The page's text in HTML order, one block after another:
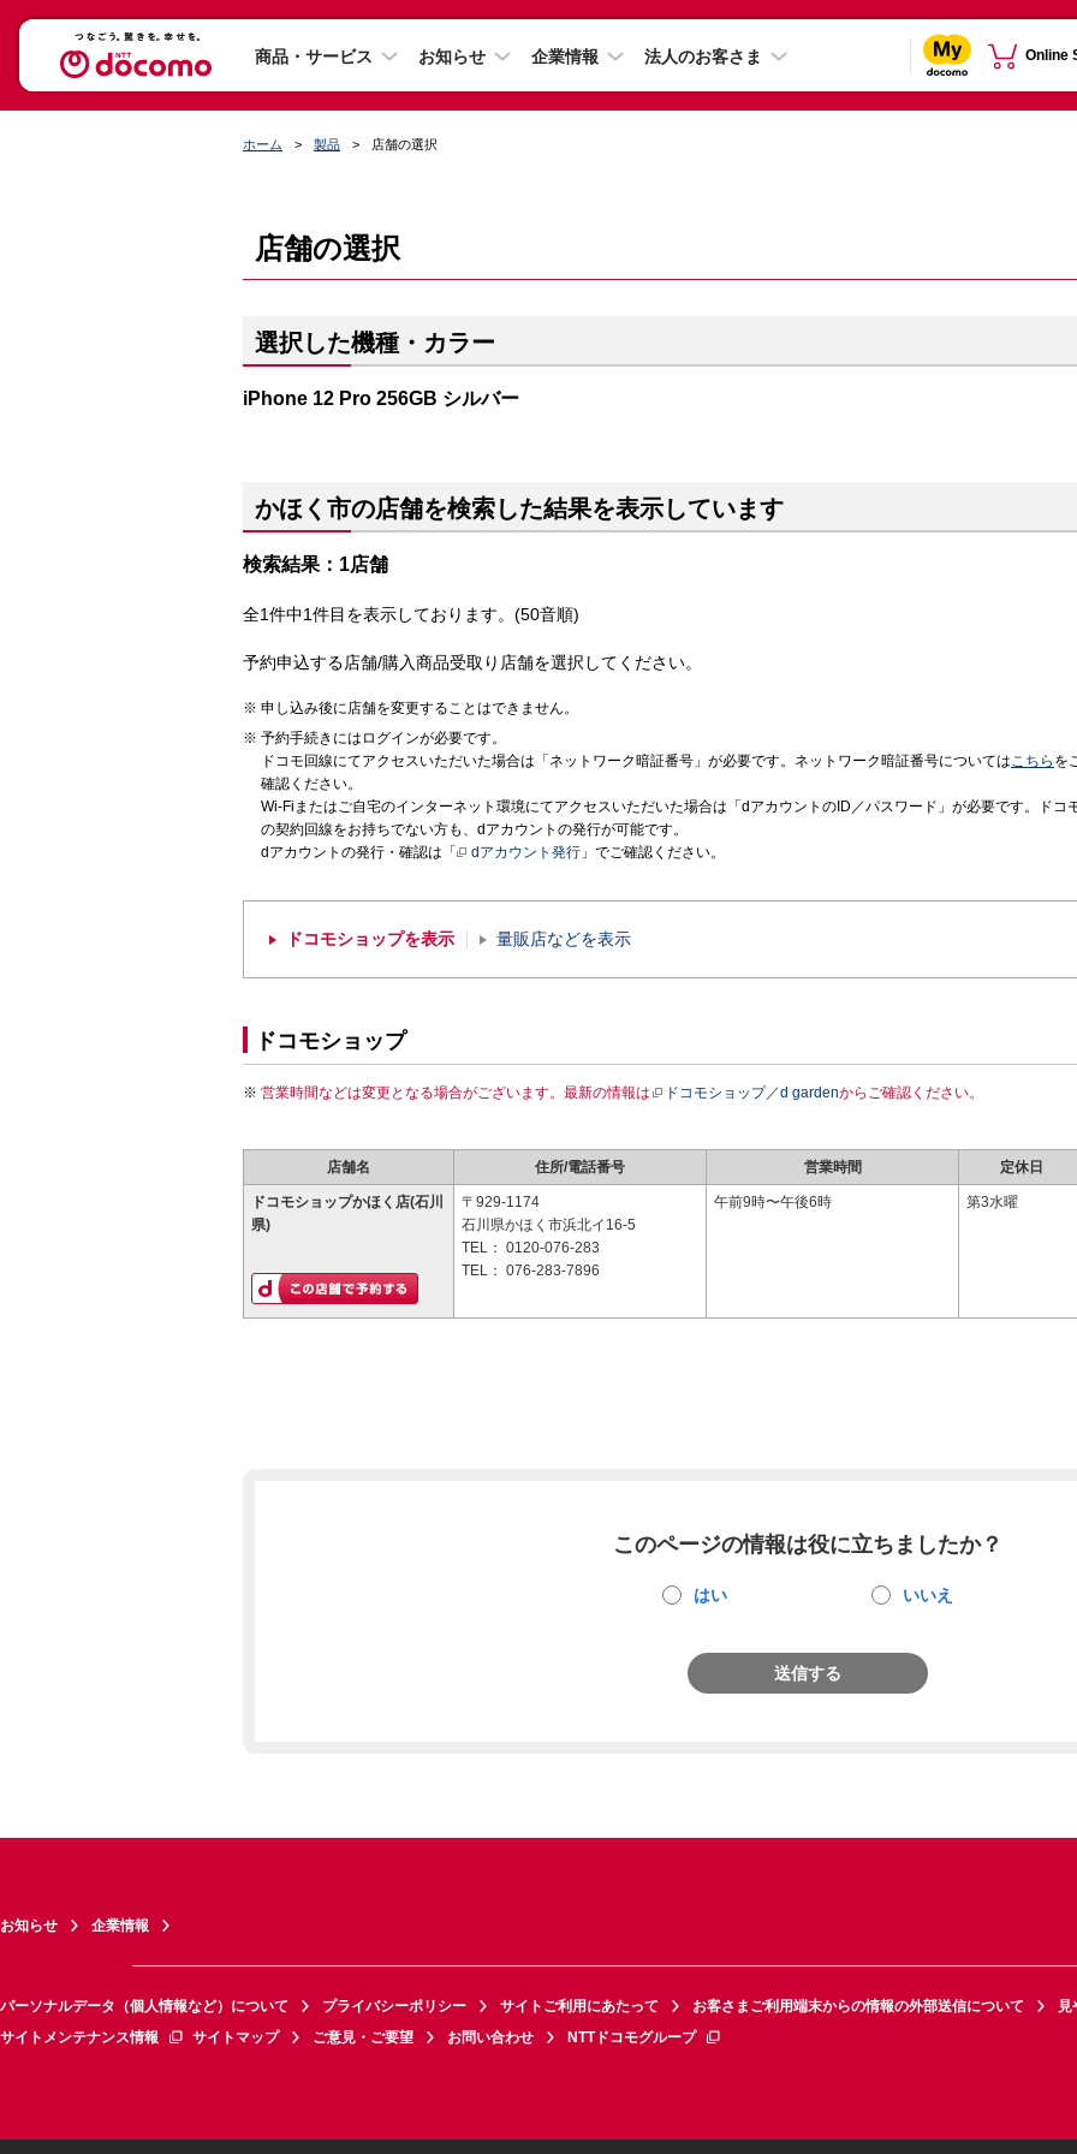
商品・サービス お知らせ 企業情報 法人のお客さま Online
ホーム 製品 店舗の選択
店舗の選択
選択した機種・カラー
iPhone 12 Pro 256GB シルバー
かほく市の店舗を検索した結果を表示しています
検索結果：1店舗
全1件中1件目を表示しております。(50音順)
予約申込する店舗/購入商品受取り店舗を選択してください。
申し込み後に店舗を変更することはできません。
予約手続きにはログインが必要です。
ドコモ回線にてアクセスいただいた場合は「ネットワーク暗証番号」が必要です。ネットワーク暗証番号についてはこちら を
確認ください。
Wi-Fiまたはご自宅のインターネット環境にてアクセスいただいた場合は「dアカウントのID／パスワード」が必要です。ドコ
の契約回線をお持ちでない方も、dアカウントの発行が可能です。
dアカウントの発行・確認は「
dアカウント発行 」でご確認ください。
ドコモショップを表示 量販店などを表示
ドコモショップ
営業時間などは変更となる場合がございます。最新の情報は ドコモショップ／d gardenからご確認ください。
店舗名 住所/電話番号 営業時間 定休日
ドコモショップかほく店(石川
県)
〒929-1174
石川県かほく市浜北イ16-5
TEL： 0120-076-283
TEL： 076-283-7896
午前9時〜午後6時 第3水曜
このページの情報は役に立ちましたか？
はい いいえ
送信する
お知らせ 企業情報
パーソナルデータ（個人情報など）について プライバシーポリシー サイトご利用にあたって お客さまご利用端末からの情報の外部送信について
見
サイトメンテナンス情報
サイトマップ ご意見・ご要望 お問い合わせ NTTドコモグループ